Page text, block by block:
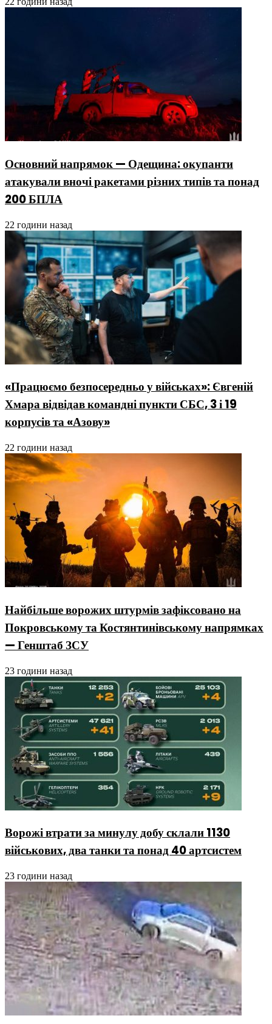
Основний напрямок — Одещина: окупанти
атакували вночі ракетами різних типів та понад
200 БПЛА
22 години назад
«Працюємо безпосередньо у військах»: Євгеній
Хмара відвідав командні пункти СБС, 3 і 19
корпусів та «Азову»
22 години назад
Найбільше ворожих штурмів зафіксовано на
Покровському та Костянтинівському напрямках
— Генштаб ЗСУ
23 години назад
Ворожі втрати за минулу добу склали 1130
військових, два танки та понад 40 артсистем
23 години назад